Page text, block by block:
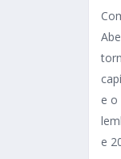
e o
e